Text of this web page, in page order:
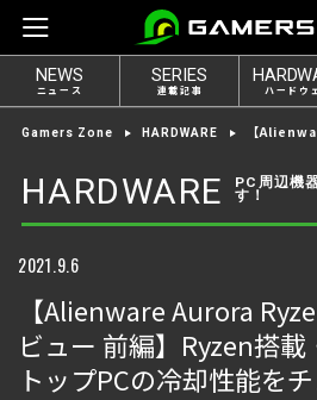
NEWS
ニュース
SERIES
連載記事 ハードウ
Gamers Zone HARDWARE 【Alienware Aurora Ryzen
HARDWARE PC周辺機
す！
2021.9.6
【Alienware Aurora
ビュー 前編】Ryzen搭
トップPCの冷却性能を